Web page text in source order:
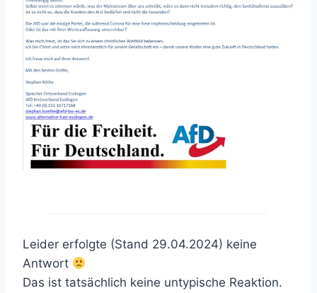
Leider erfolgte (Stand 29.04.2024) keine
Antwort
Das ist tatsächlich keine untypische Reaktion.